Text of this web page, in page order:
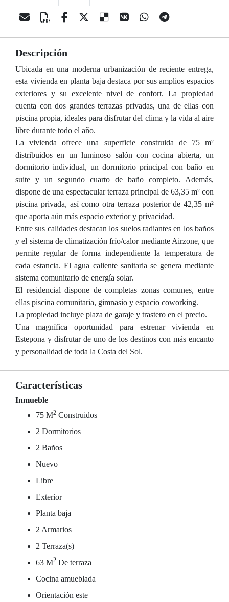
Descripción
Ubicada en una moderna urbanización de reciente entrega,
esta vivienda en planta baja destaca por sus amplios espacios
exteriores y su excelente nivel de confort. La propiedad
cuenta con dos grandes terrazas privadas, una de ellas con
piscina propia, ideales para disfrutar del clima y la vida al aire
libre durante todo el año.
La vivienda ofrece una superficie construida de 75 m²
distribuidos en un luminoso salón con cocina abierta, un
dormitorio individual, un dormitorio principal con baño en
suite y un segundo cuarto de baño completo. Además,
dispone de una espectacular terraza principal de 63,35 m² con
piscina privada, así como otra terraza posterior de 42,35 m²
que aporta aún más espacio exterior y privacidad.
Entre sus calidades destacan los suelos radiantes en los baños
y el sistema de climatización frío/calor mediante Airzone, que
permite regular de forma independiente la temperatura de
cada estancia. El agua caliente sanitaria se genera mediante
sistema comunitario de energía solar.
El residencial dispone de completas zonas comunes, entre
ellas piscina comunitaria, gimnasio y espacio coworking.
La propiedad incluye plaza de garaje y trastero en el precio.
Una magnífica oportunidad para estrenar vivienda en
Estepona y disfrutar de uno de los destinos con más encanto
y personalidad de toda la Costa del Sol.
Características
Inmueble
75 M2 Construidos
2 Dormitorios
2 Baños
Nuevo
Libre
Exterior
Planta baja
2 Armarios
2 Terraza(s)
63 M2 De terraza
Cocina amueblada
Orientación este